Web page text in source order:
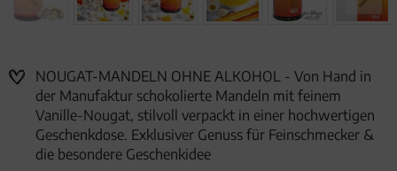
NOUGAT-MANDELN OHNE ALKOHOL - Von Hand in
der Manufaktur schokolierte Mandeln mit feinem
Vanille-Nougat, stilvoll verpackt in einer hochwertigen
Geschenkdose. Exklusiver Genuss für Feinschmecker &
die besondere Geschenkidee